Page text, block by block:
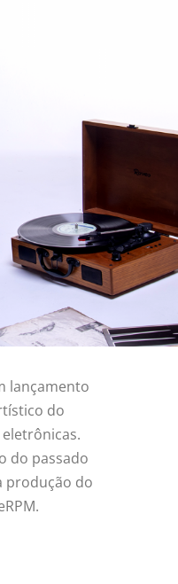
lançamento
do
do passado
produção do